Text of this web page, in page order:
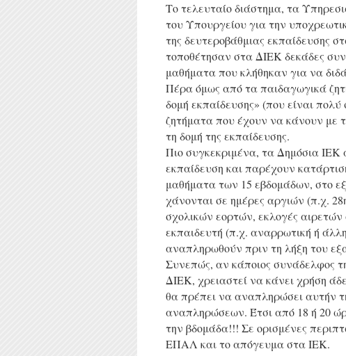
Το τελευταίο διάστημα, τα
του Υπουργείου για την
της δευτεροβάθμιας εκπαίδευσης
τοποθέτησαν στα ΔΙΕΚ δεκάδες
μαθήματα που κλήθηκαν για να
Πέρα όμως από τα παιδαγωγικά
δομή εκπαίδευσης» (που είναι
ζητήματα που έχουν να κάνουν με
τη δομή της εκπαίδευσης.
Πιο συγκεκριμένα, τα Δημόσια
εκπαίδευση και παρέχουν
μαθήματα των 15 εβδομάδων, στο
χάνονται σε ημέρες αργιών (π.χ.
σχολικών εορτών, εκλογές
εκπαιδευτή (π.χ. αναρρωτική ή
αναπληρωθούν πριν τη λήξη του
Συνεπώς, αν κάποιος συνάδελφος
ΔΙΕΚ, χρειαστεί να κάνει χρήση
θα πρέπει να αναπληρώσει αυτήν
αναπληρώσεων. Έτσι από 18 ή 20
την βδομάδα!!! Σε ορισμένες
ΕΠΑΛ και το απόγευμα στα ΙΕΚ.